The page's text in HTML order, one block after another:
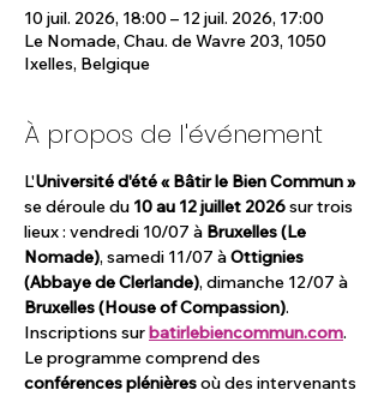
10 juil. 2026, 18:00 – 12 juil. 2026, 17:00
Le Nomade, Chau. de Wavre 203, 1050
Ixelles, Belgique
À propos de l'événement
L'Université d'été « Bâtir le Bien Commun »
se déroule du 10 au 12 juillet 2026 sur trois
lieux : vendredi 10/07 à Bruxelles (Le
Nomade), samedi 11/07 à Ottignies
(Abbaye de Clerlande), dimanche 12/07 à
Bruxelles (House of Compassion).
Inscriptions sur batirlebiencommun.com.
Le programme comprend des
conférences plénières où des intervenants